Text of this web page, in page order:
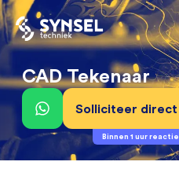
CAD Tekenaar
Solliciteer direct
Binnen 1 uur reactie